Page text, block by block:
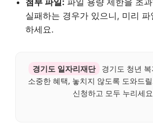
실패하는 경우가 있으니, 미리 파
하세요.
경기도 일자리재단
경기도 청년
소중한 혜택, 놓치지 않도록 도와드
신청하고 모두 누리세